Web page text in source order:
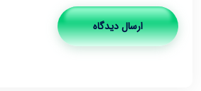
ارسال دیدگاه